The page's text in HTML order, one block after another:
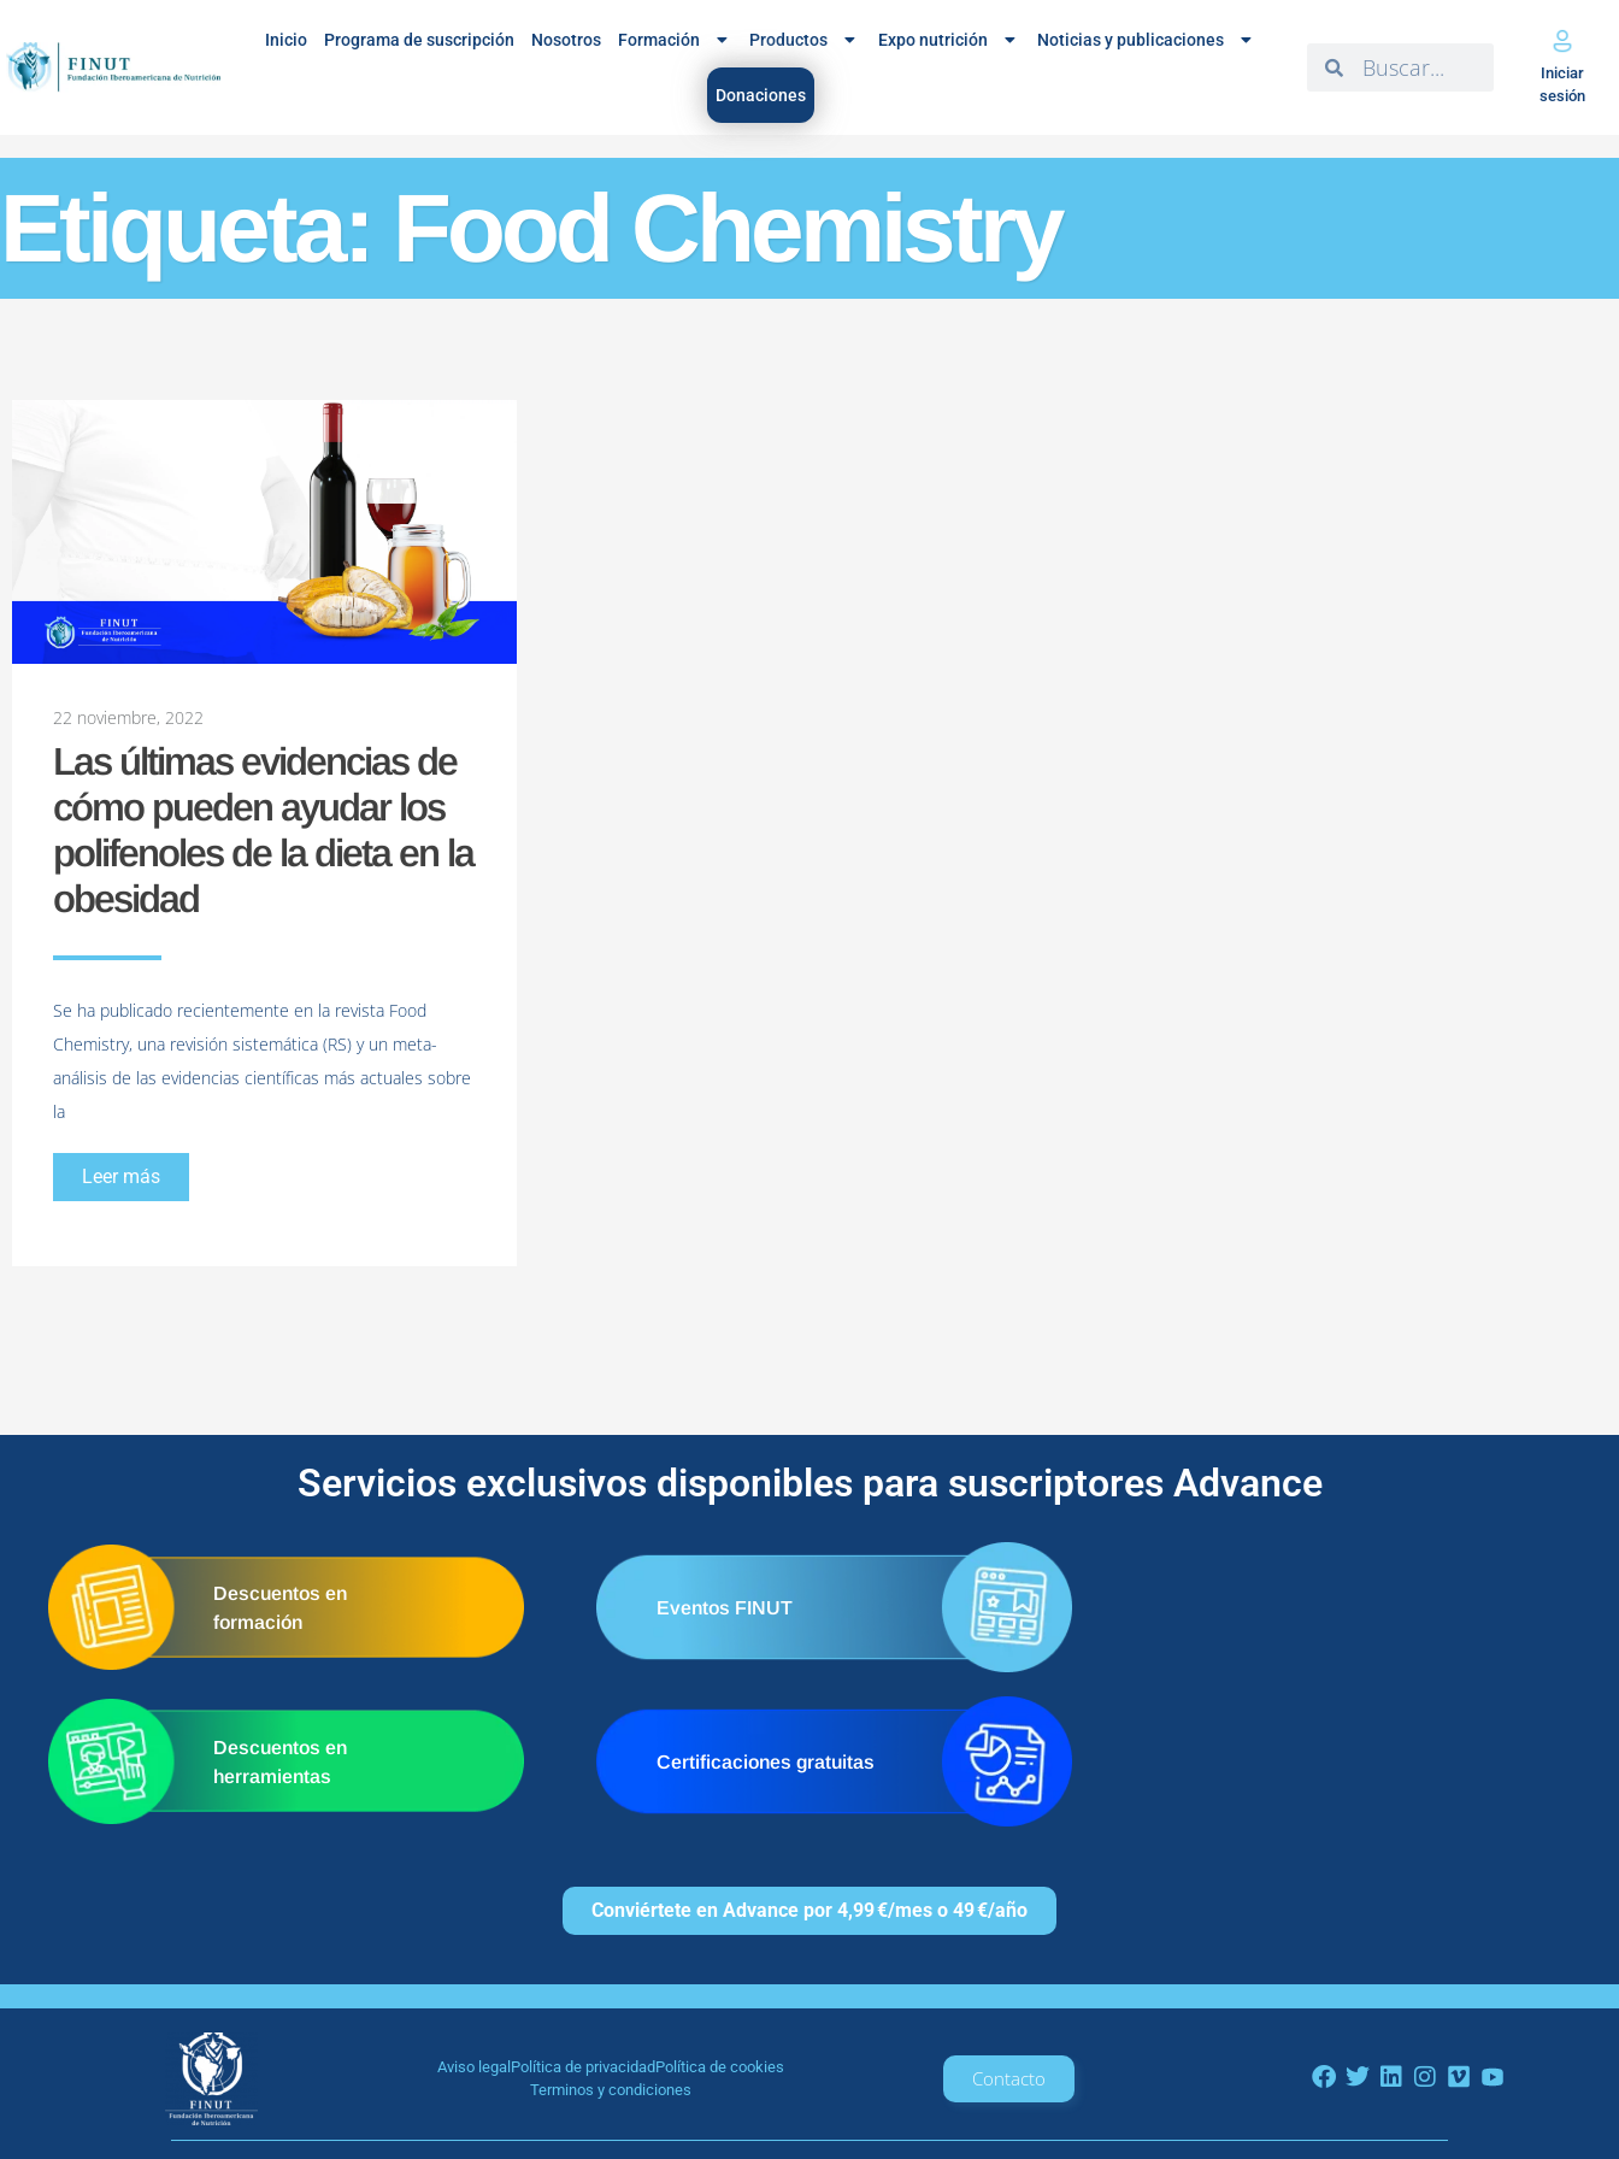
Inicio Programa de suscripción Nosotros Formación Productos Expo nutrición Noticias y publicaciones
Donaciones
Iniciar
sesión
Etiqueta: Food Chemistry
22 noviembre, 2022
Las últimas evidencias de
cómo pueden ayudar los
polifenoles de la dieta en la
obesidad
Se ha publicado recientemente en la revista Food
Chemistry, una revisión sistemática (RS) y un meta-
análisis de las evidencias científicas más actuales sobre
la
Leer más
Servicios exclusivos disponibles para suscriptores Advance
Descuentos en
formación
Eventos FINUT
Descuentos en
herramientas
Certificaciones gratuitas
Conviértete en Advance por 4,99 €/mes o 49 €/año
Aviso legal Política de privacidadPolítica de cookies
Terminos y condiciones
Contacto